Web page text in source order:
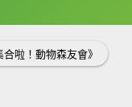
合啦！動物森友會》